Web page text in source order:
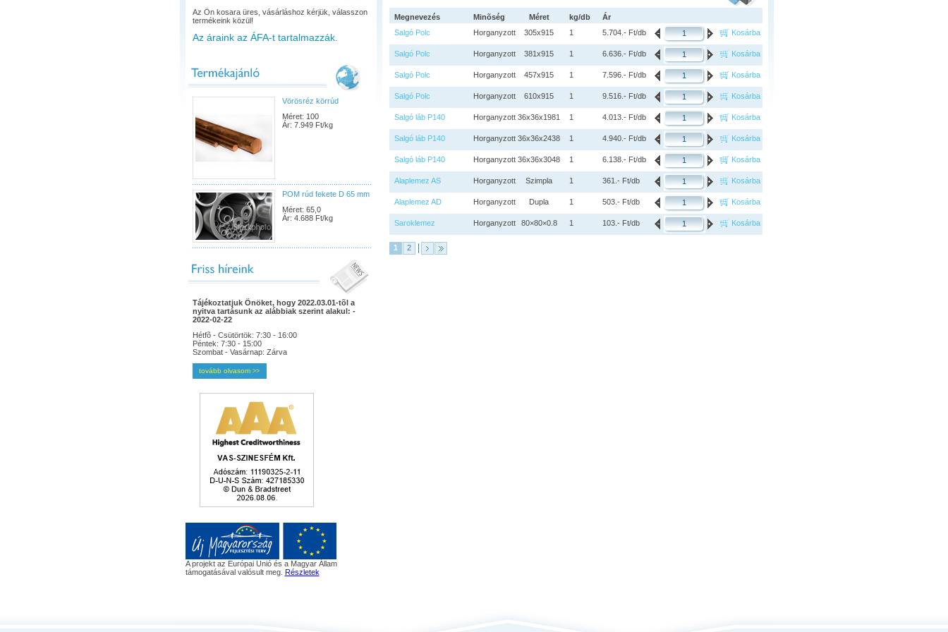
Az Ön kosara üres, vásárláshoz kérjük, válasszon
termékeink közül!
Az áraink az ÁFA-t tartalmazzák.
Vörösréz körrúd
Méret: 100
Ár: 7.949 Ft/kg
POM rúd fekete D 65 mm
Méret: 65,0
Ár: 4.688 Ft/kg
Tájékoztatjuk Önöket, hogy 2022.03.01-tõl a
nyitva tartásunk az alábbiak szerint alakul: -
2022-02-22
Hétfõ - Csütörtök: 7:30 - 16:00
Péntek: 7:30 - 15:00
Szombat - Vasárnap: Zárva
tovább olvasom >>
A projekt az Európai Unió és a Magyar Állam
támogatásával valósult meg. Részletek
Megnevezés Minõség Méret kg/db
Ár
Salgó Polc
Horganyzott 305x915 1 5.704.- Ft/db Kosárba
Salgó Polc Horganyzott 381x915 1 6.636.- Ft/db Kosárba
Salgó Polc Horganyzott 457x915 1 7.596.- Ft/db Kosárba
Salgó Polc Horganyzott 610x915 1 9.516.- Ft/db Kosárba
Salgó láb P140 Horganyzott 36x36x1981 1 4.013.- Ft/db Kosárba
Salgó láb P140 Horganyzott 36x36x2438 1 4.940.- Ft/db Kosárba
Salgó láb P140 Horganyzott 36x36x3048 1 6.138.- Ft/db Kosárba
Alaplemez AS Horganyzott Szimpla 1 361.- Ft/db Kosárba
Alaplemez AD Horganyzott Dupla 1 503.- Ft/db Kosárba
Saroklemez Horganyzott 80×80×0.8 1 103.- Ft/db Kosárba
1 2